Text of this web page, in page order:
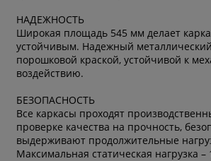
НАДЕЖНОСТЬ
Широкая площадь 545 мм делает
устойчивым. Надежный
порошковой краской, устойчивой к
воздействию.
БЕЗОПАСНОСТЬ
Все каркасы проходят
проверке качества на прочность,
выдерживают продолжительные
Максимальная статическая нагрузка –